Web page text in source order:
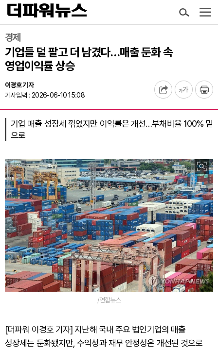
경제
기업들 덜 팔고 더 남겼다…매출 둔화 속
영업이익률 상승
이경호 기자
기사입력 : 2026-06-10 15:08
기업 매출 성장세 꺾였지만 이익률은 개선…부채비율 100% 밑
으로
/연합뉴스
[더파워 이경호 기자] 지난해 국내 주요 법인기업의 매출
성장세는 둔화됐지만, 수익성과 재무 안정성은 개선된 것으로